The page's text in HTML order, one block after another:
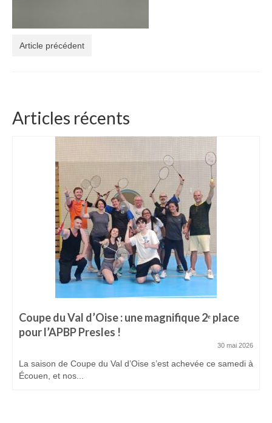
Article précédent
Articles récents
Coupe du Val d’Oise : une magnifique 2ᵉ place
pour l’APBP Presles !
30 mai 2026
La saison de Coupe du Val d’Oise s’est achevée ce samedi à
Écouen, et nos...